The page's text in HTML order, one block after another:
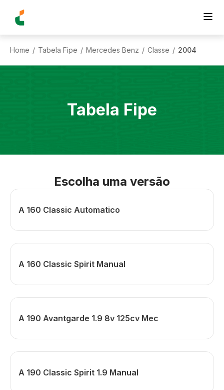
Home / Tabela Fipe / Mercedes Benz / Classe / 2004
Tabela Fipe
Escolha uma versão
A 160 Classic Automatico
A 160 Classic Spirit Manual
A 190 Avantgarde 1.9 8v 125cv Mec
A 190 Classic Spirit 1.9 Manual